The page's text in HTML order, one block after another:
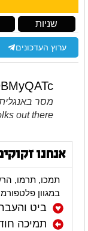
שניות
ערוץ העדכונים
מסר
out there
אנחנו
תמכו, תרמו,
במגוון
ביט
תמיכה